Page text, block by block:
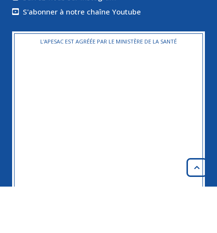
S'abonner à notre chaîne Youtube
L'APESAC EST AGRÉÉE PAR LE MINISTÈRE DE LA SANTÉ